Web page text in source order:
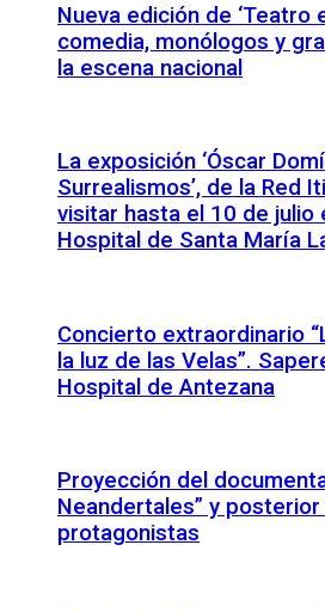
Nueva edición de ‘Teatro
comedia, monólogos y
la escena nacional
La exposición ‘Óscar
Surrealismos’, de la Red
visitar hasta el 10 de julio
Hospital de Santa María
Concierto extraordinario
la luz de las Velas”.
Hospital de Antezana
Proyección del
Neandertales” y
protagonistas